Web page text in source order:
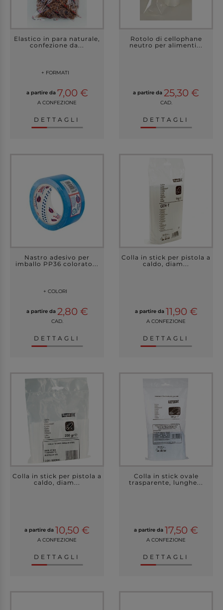
Elastico in para naturale,
confezione da...
+ FORMATI
a partire da 7,00 €
A CONFEZIONE
DETTAGLI
Rotolo di cellophane
neutro per alimenti...
a partire da 25,30 €
CAD.
DETTAGLI
Nastro adesivo per
imballo PP36 colorato...
+ COLORI
a partire da 2,80 €
CAD.
DETTAGLI
Colla in stick per pistola a
caldo, diam...
a partire da 11,90 €
A CONFEZIONE
DETTAGLI
Colla in stick per pistola a
caldo, diam...
a partire da 10,50 €
A CONFEZIONE
DETTAGLI
Colla in stick ovale
trasparente, lunghe...
a partire da 17,50 €
A CONFEZIONE
DETTAGLI